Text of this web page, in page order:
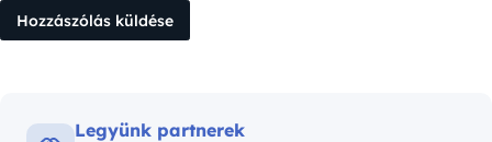
Legyünk partnerek